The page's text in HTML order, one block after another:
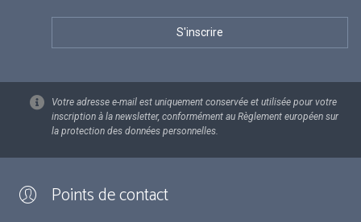
Votre adresse e-mail est uniquement conservée et utilisée pour votre
inscription à la newsletter, conformément au Règlement européen sur
la protection des données personnelles.
Points de contact